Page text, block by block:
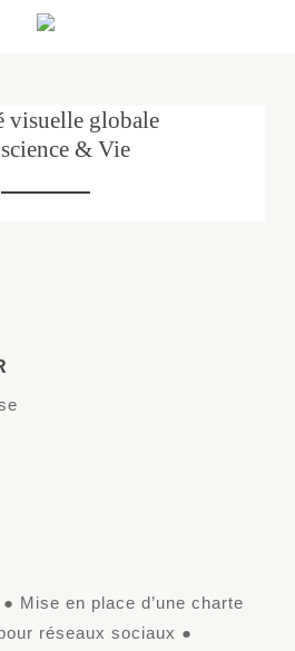
visuelle globale
& Vie
Mise en place d’une charte
réseaux sociaux ●